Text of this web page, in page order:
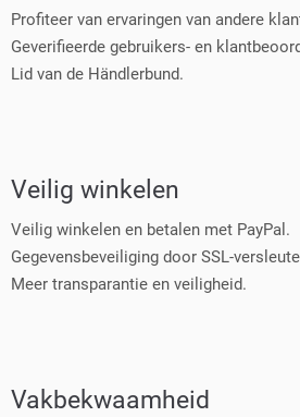
Profiteer van ervaringen van andere
Geverifieerde gebruikers- en
Lid van de Händlerbund.
Veilig winkelen
Veilig winkelen en betalen met PayPal.
Gegevensbeveiliging door SSL-
Meer transparantie en veiligheid.
Vakbekwaamheid